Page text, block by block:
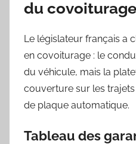
du
Le législateur français a
en covoiturage : le
du véhicule, mais la
couverture sur les
de plaque automatique.
Tableau des